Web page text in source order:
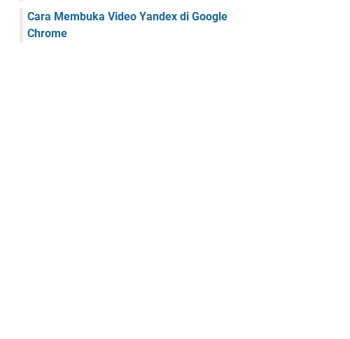
Cara Membuka Video Yandex di Google
Chrome